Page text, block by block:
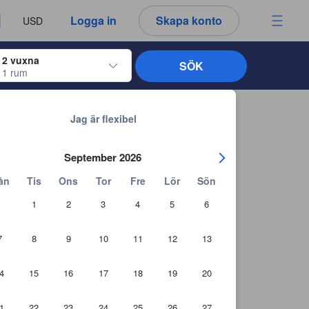
USD Logga in Skapa konto
välja
2 vuxna
1 rum
för att navigera genom in- och utcheckningsdatumen. När du
Jag är flexibel
September 2026
Tis Ons Tor Fre Lör Sön
1 2 3 4 5 6
8 9 10 11 12 13
15 16 17 18 19 20
SÖK
du ser är därför alltid autentiska.